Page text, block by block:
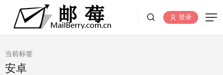
登录
当前标签
安卓